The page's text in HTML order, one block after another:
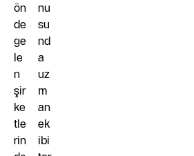
ön
de
ge
le
n
şir
ke
tle
rin
nu
su
nd
a
uz
m
an
ek
ibi